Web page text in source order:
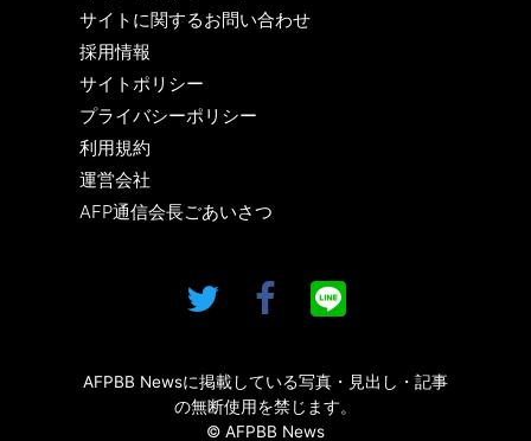
サイトに関するお問い合わせ
採用情報
サイトポリシー
プライバシーポリシー
利用規約
運営会社
AFP通信会長ごあいさつ
AFPBB Newsに掲載している写真・見出し・記事
の無断使用を禁じます。
© AFPBB News